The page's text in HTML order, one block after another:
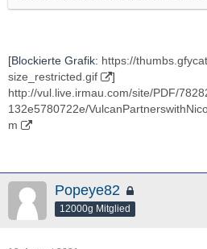
[Blockierte Grafik: https://
size_restricted.gif
]
http://vul.live.irmau.com/site/PDF/
132e5780722e/
m
Popeye82
12000g Mitglied